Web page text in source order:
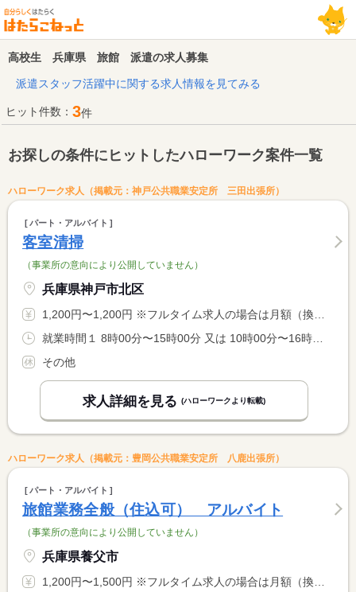
高校生 兵庫県 旅館 派遣の求人募集
派遣スタッフ活躍中に関する求人情報を見てみる
ヒット件数： 3件
お探しの条件にヒットしたハローワーク案件一覧
ハローワーク求人（掲載元：神戸公共職業安定所 三田出張所）
パート・アルバイト
客室清掃
（事業所の意向により公開していません）
兵庫県神戸市北区
1,200円〜1,200円 ※フルタイム求人の場合は月額（換算額）、パート求人の場合は時間額を表示しています。
その他
求人詳細を見る (ハローワークより転載)
ハローワーク求人（掲載元：豊岡公共職業安定所 八鹿出張所）
パート・アルバイト
旅館業務全般（住込可） アルバイト
（事業所の意向により公開していません）
兵庫県養父市
1,200円〜1,500円 ※フルタイム求人の場合は月額（換算額）、パート求人の場合は時間額を表示しています。